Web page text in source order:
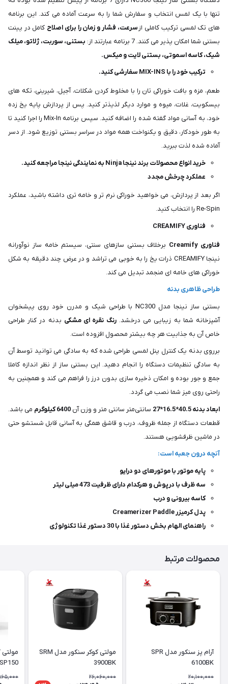
تنها با یک لمس انتخاب و سفارش شما را به سرعت آماده می کند. این برنامه
های تک لمسی ترکیب کاملی از سرعت، فشار و زمان را برای اصلاح کامل در پینت
بستنی شما امکان پذیر می کنند. 7 برنامه عبارتند از:
بستنی، سوربت، ژلاتو، میلک
شیک، کاسه اسموتی، بستنی لایت و میکس.
ترکیب خود را با MIX-INS سفارشی کنید.
طعم، مزه و بافت خوراکی تان را با مخلوط کردن شکلات، آجیل، شیرینی، تکه های
بیسکویت، غلات، میوه و موارد دیگر لذیذتر کنید. پس از پردازش پایه یخ زده
خود، به آسانی مواد گفته شده را اضافه کنید. سپس برنامه Mix-In را اجرا کنید تا
به طور خودکار، دقیق و یکنواخت همه مواد در سراسر بستنی توزیع شود. از دسر
آماده شده لذت ببرید.
خرید انواع محصولات برند نینجا Ninja به نمایندگی نینجا مراجعه کنید.
عملکرد چرخش مجدد
اگر بعد از پردازش، می ‌خواهید خوراکی نرم ‌تر و خامه ‌تری داشته باشید، عملکرد
Re-Spin را انتخاب کنید.
فناوری CREAMIFY
فناوری Creamify
برخلاف بستنی سازهای سنتی، سیستم خامه ساز نوآورانه
نینجا CREAMIFY ذرات یخ را به خوبی می تراشد و در عرض چند دقیقه به شکل
خوراکی های خامه ای منجمد تبدیل می کند.
طراحی ظاهری بدنه
بستنی ساز نینجا مدل NC300 با طراحی شیک و مدرن خود روی پیشخوان
آشپزخانه شما به زیبایی می درخشد.رنگ نقره ای مشکی بدنه در کنار طراحی
خاص آن به جذابیت هر چه بیشتر محصول افزوده است.
برروی بدنه یک کنترل پنل لمسی طراحی شده که به سادگی می توانید توسط آن
به سادگی تنظیمات دستگاه را انجام دهید. این بستنی ساز از نظر اندازه کاملا
جمع و جور بوده و امکان ذخیره سازی بدون درز را فراهم می کند و همچنین به
راحتی روی میز شما نصب می گردد.
ابعاد بدنه 40.5*16.5*27
سانتی‌متر سانتی‌ متر و وزن آن 6400 کیلوگرم
می باشد.
قطعات دستگاه از جمله ظروف، درب و قاشق همگی به آسانی قابل شستشو حتی
در ماشین ظرفشویی هستند.
آنچه درون جعبه است:
پایه موتور با موتورهای دو درایو
سه ظرف با درپوش و هرکدام دارای ظرفیت 473 میلی لیتر
کاسه بیرونی و درب
پدل کرمیزر Creamerizer Paddle
راهنمای الهام بخش دستور غذا با 30 دستور غذا تکنولوژی
محصولات مرتبط
آرام پز سنکور مدل SPR
6100BK
20,100,000
مولتی کوکر سنکور مدل SRM
3900BK
26,060,000
SP150